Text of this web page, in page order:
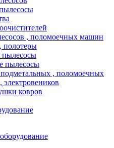
, поломоечных машин
полотеры
пылесосы
, поломоечных
ковров